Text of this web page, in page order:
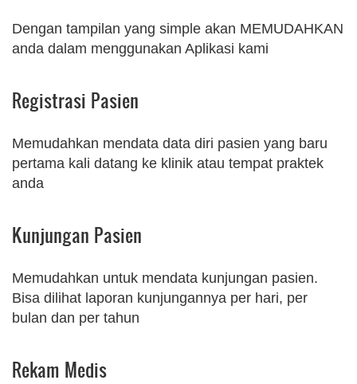
Dengan tampilan yang simple akan MEMUDAHKAN
anda dalam menggunakan Aplikasi kami
Registrasi Pasien
Memudahkan mendata data diri pasien yang baru
pertama kali datang ke klinik atau tempat praktek
anda
Kunjungan Pasien
Memudahkan untuk mendata kunjungan pasien.
Bisa dilihat laporan kunjungannya per hari, per
bulan dan per tahun
Rekam Medis